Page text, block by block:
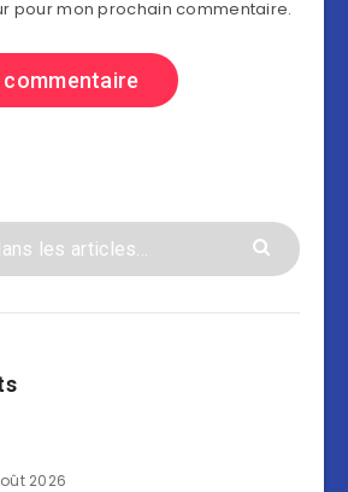
pour mon prochain commentaire.
2026